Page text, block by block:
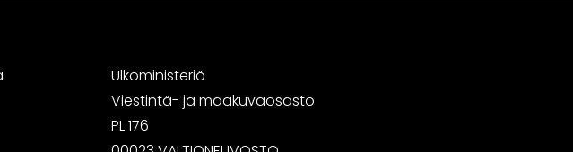
Ulkoministeriö
Viestintä- ja maakuvaosasto
PL 176